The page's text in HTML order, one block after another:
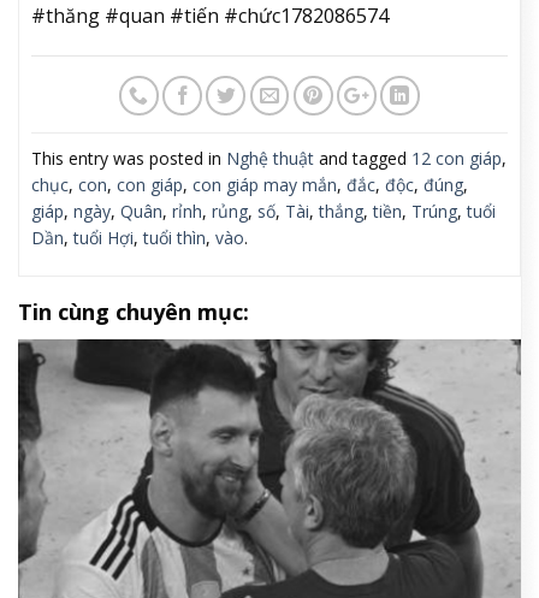
#thăng #quan #tiến #chức1782086574
This entry was posted in Nghệ thuật and tagged 12 con giáp,
chục, con, con giáp, con giáp may mắn, đắc, độc, đúng,
giáp, ngày, Quân, rỉnh, rủng, số, Tài,thắng,tiền, Trúng,tuổi
Dần,tuổi Hợi,tuổi thìn, vào.
Tin cùng chuyên mục: